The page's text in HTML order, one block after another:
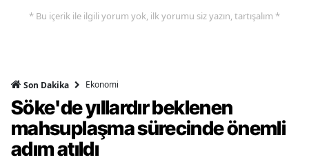
* Bu içerik ile ilgili yorum yok, ilk yorumu siz yazın, tartışalım *
Son Dakika Ekonomi
Söke'de yıllardır beklenen
mahsuplaşma sürecinde önemli
adım atıldı